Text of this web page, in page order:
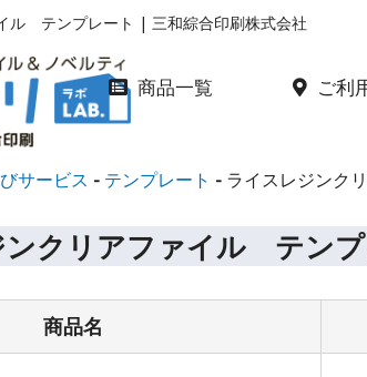
ル テンプレート | 三和綜合印刷株式会社
商品一覧 ご利
サービス テンプレート ライスレジンク
ンクリアファイル テンプ
商品名